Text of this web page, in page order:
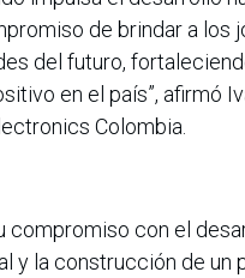
de brindar a los
del futuro,
en el país”, afirmó
Colombia.
compromiso con el
y la construcción de un